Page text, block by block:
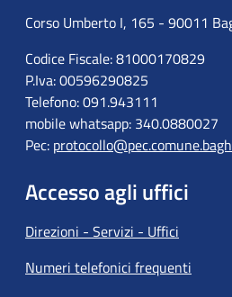
Corso Umberto I, 165 - 90011
Codice Fiscale: 81000170829
P.Iva: 00596290825
Telefono: 091.943111
mobile whatsapp: 340.0880027
Pec:
Accesso agli uffici
Direzioni - Servizi - Uffici
Numeri telefonici frequenti